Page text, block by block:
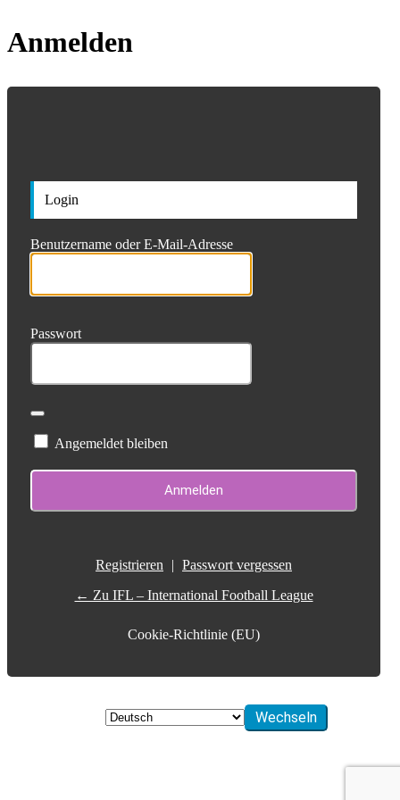
Anmelden
Login
Benutzername oder E-Mail-Adresse
Passwort
Angemeldet bleiben
Registrieren | Passwort vergessen
← Zu IFL – International Football League
Cookie-Richtlinie (EU)